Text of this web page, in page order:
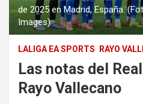
de 2025 en Madrid, España.
Images)
LALIGA EA SPORTS RAYO
Las notas del
Rayo Vallecano